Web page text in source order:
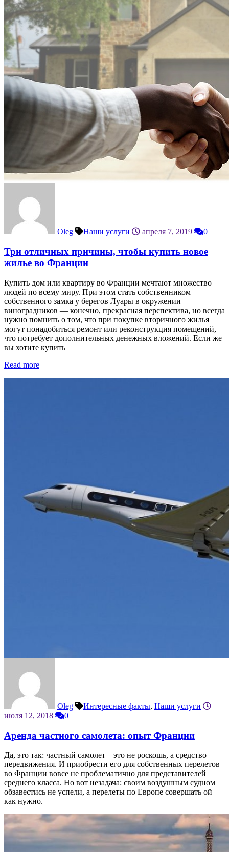
Oleg Наши услуги апреля 7, 2019 0
Три отличных причины, чтобы купить новое
жилье во Франции
Купить дом или квартиру во Франции мечтают множество
людей по всему миру. При этом стать собственником
собственного замка у берегов Луары в окружении
виноградников — конечно, прекрасная перспектива, но всегда
нужно помнить о том, что при покупке вторичного жилья
могут понадобиться ремонт или реконструкция помещений,
что потребует дополнительных денежных вложений. Если же
вы хотите купить
Read more
Oleg Интересные факты, Наши услуги
июля 12, 2018
0
Аренда частного самолета: опыт Франции
Да, это так: частный самолет – это не роскошь, а средство
передвижения. И приобрести его для собственных перелетов
во Франции вовсе не проблематично для представителей
среднего класса. Но вот незадача: своим воздушным судном
обзавестись не успели, а перелеты по Европе совершать ой
как нужно.